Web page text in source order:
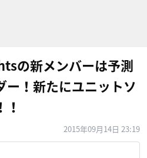
の新メンバーは予測
ー！新たにユニットソ
！
2015年09月14日 23:19